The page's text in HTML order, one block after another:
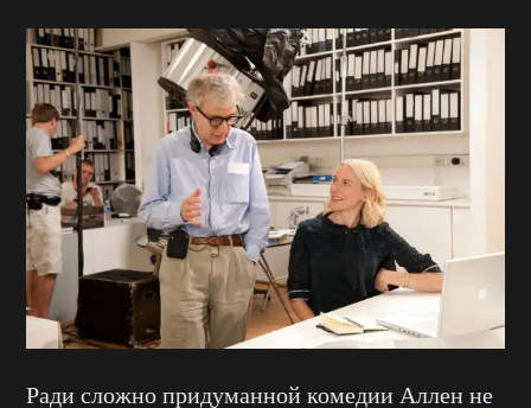
Ради сложно придуманной комедии Аллен не